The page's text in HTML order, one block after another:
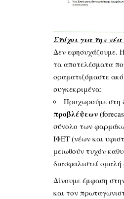
Στόχοι για την
Δεν εφησυχάζουμε.
τα αποτελέσματα
οραματιζόμαστε
συγκεκριμένα:
Προχωρούμε στη
προβλέψεων
σύνολο των
ΙΦΕΤ (νέων και
μειωθούν τυχόν
διασφαλιστεί
Δίνουμε έμφαση
και τον